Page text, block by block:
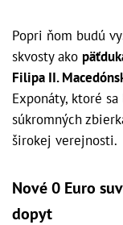
Popri ňom budú
skvosty ako
Filipa II.
Exponáty, ktoré
súkromných
širokej verejnosti.
Nové 0 Euro
dopyt